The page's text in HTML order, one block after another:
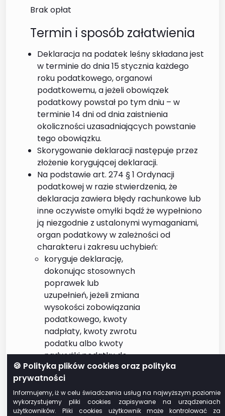
🍪 Polityka plików cookies oraz polityka
prywatności
Informujemy, iż w celu świadczenia usług na najwyższym poziomie
wykorzystujemy pliki cookies zapisywane na urządzeniach
użytkowników. Pliki cookies użytkownik może kontrolować za
Brak opłat
Termin i sposób załatwienia
Deklaracja na podatek leśny składana jest
w terminie do dnia 15 stycznia każdego
roku podatkowego, organowi
podatkowemu, a jeżeli obowiązek
podatkowy powstał po tym dniu – w
terminie 14 dni od dnia zaistnienia
okoliczności uzasadniających powstanie
tego obowiązku.
Skorygowanie deklaracji następuje przez
złożenie korygującej deklaracji.
Na podstawie art. 274 § 1 Ordynacji
podatkowej w razie stwierdzenia, że
deklaracja zawiera błędy rachunkowe lub
inne oczywiste omyłki bądź że wypełniono
ją niezgodnie z ustalonymi wymaganiami,
organ podatkowy w zależności od
charakteru i zakresu uchybień:
koryguje deklarację,
dokonując stosownych
poprawek lub
uzupełnień, jeżeli zmiana
wysokości zobowiązania
podatkowego, kwoty
nadpłaty, kwoty zwrotu
podatku albo kwoty
nadwyżki podatku do
przeniesienia lub
wysokości straty w
wyniku tej korekty nie
przekracza kwoty 5000